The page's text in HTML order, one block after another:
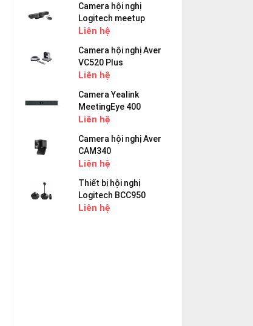
Camera hội nghị
Logitech meetup
Liên hệ
Camera hội nghị Aver
VC520 Plus
Liên hệ
Camera Yealink
MeetingEye 400
Liên hệ
Camera hội nghị Aver
CAM340
Liên hệ
Thiết bị hội nghị
Logitech BCC950
Liên hệ